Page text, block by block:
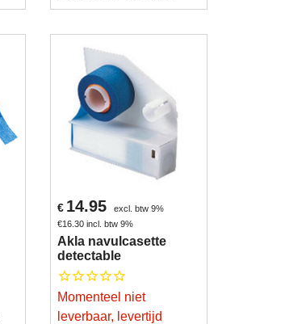
€ 14.95
excl. btw 9%
€16.30 incl. btw 9%
Akla navulcasette
detectable
Momenteel niet
leverbaar, levertijd